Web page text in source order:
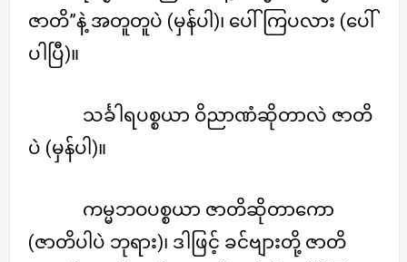
ဇာတိ”နဲ့ အတူတူပဲ (မှန်ပါ)၊ ပေါ်ကြပလား (ပေါ်
ပါပြီ)။
သင်္ခါရပစ္စယာ ဝိညာဏံဆိုတာလဲ ဇာတိ
ပဲ (မှန်ပါ)။
ကမ္မဘဝပစ္စယာ ဇာတိဆိုတာကော
(ဇာတိပါပဲ ဘုရား)၊ ဒါဖြင့် ခင်ဗျားတို့ ဇာတိ